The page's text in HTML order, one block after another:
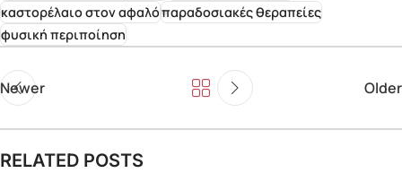
καστορέλαιο στον αφαλόπαραδοσιακές θεραπείες
φυσική περιποίηση
Newer Older
RELATED POSTS